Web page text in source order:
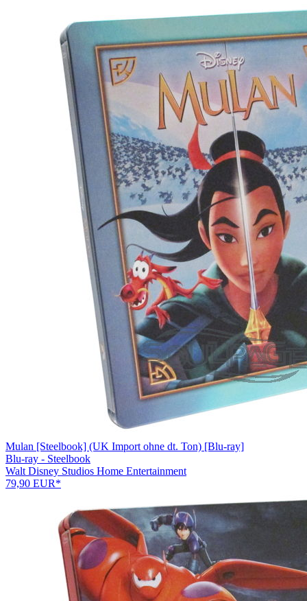
Mulan [Steelbook] (UK Import ohne dt. Ton) [Blu-ray]
Blu-ray - Steelbook
Walt Disney Studios Home Entertainment
79,90 EUR*